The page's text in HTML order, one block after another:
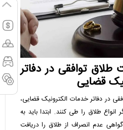
توافقی در دفاتر
قضایی
در دفاتر خدمات الکترونیک قضایی،
طلاق را طی کنند. ابتدا باید به
عدم انصراف از طلاق را دریافت